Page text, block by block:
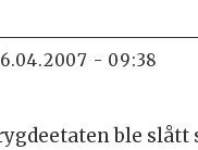
26.04.2007 - 09:38
ble